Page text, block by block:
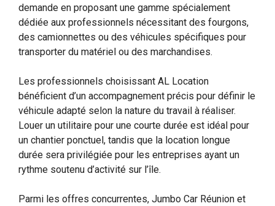
demande en proposant une gamme spécialement
dédiée aux professionnels nécessitant des fourgons,
des camionnettes ou des véhicules spécifiques pour
transporter du matériel ou des marchandises.
Les professionnels choisissant AL Location
bénéficient d’un accompagnement précis pour définir le
véhicule adapté selon la nature du travail à réaliser.
Louer un utilitaire pour une courte durée est idéal pour
un chantier ponctuel, tandis que la location longue
durée sera privilégiée pour les entreprises ayant un
rythme soutenu d’activité sur l’île.
Parmi les offres concurrentes, Jumbo Car Réunion et